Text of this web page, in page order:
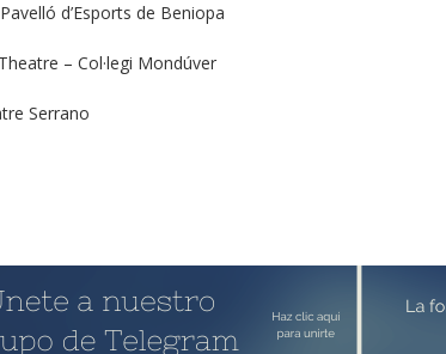
d’Esports de Beniopa
– Col·legi Mondúver
Serrano
EL GOVERN D’OLIVA ASFIXIA
L’ASSOCIACIÓ DE PROTECCIÓ...